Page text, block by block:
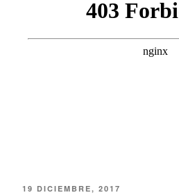
PUBLICADO
19 DICIEMBRE, 2017